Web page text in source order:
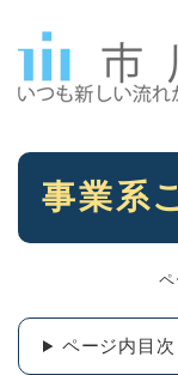
本
事業系
ページ内目次